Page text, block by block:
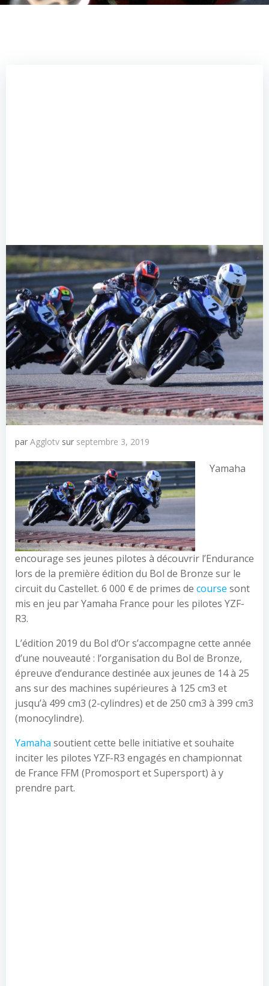
par Agglotv sur septembre 3, 2019
Yamaha
encourage ses jeunes pilotes à découvrir l’Endurance
lors de la première édition du Bol de Bronze sur le
circuit du Castellet. 6 000 € de primes de course sont
mis en jeu par Yamaha France pour les pilotes YZF-
R3.
L’édition 2019 du Bol d’Or s’accompagne cette année
d’une nouveauté : l’organisation du Bol de Bronze,
épreuve d’endurance destinée aux jeunes de 14 à 25
ans sur des machines supérieures à 125 cm3 et
jusqu’à 499 cm3 (2-cylindres) et de 250 cm3 à 399 cm3
(monocylindre).
Yamaha soutient cette belle initiative et souhaite
inciter les pilotes YZF-R3 engagés en championnat
de France FFM (Promosport et Supersport) à y
prendre part.